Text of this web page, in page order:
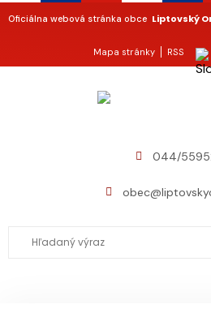
Oficiálna webová stránka obce Liptovský
Mapa stránky RSS
044/